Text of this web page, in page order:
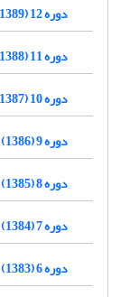
دوره 12 (1389)
دوره 11 (1388)
دوره 10 (1387)
دوره 9 (1386)
دوره 8 (1385)
دوره 7 (1384)
دوره 6 (1383)